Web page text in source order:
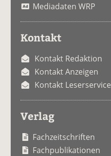
Mediadaten WRP
Kontakt
Kontakt Redaktion
Kontakt Anzeigen
Kontakt Leserservice
Verlag
Fachzeitschriften
Fachpublikationen